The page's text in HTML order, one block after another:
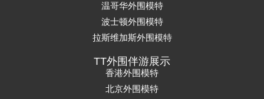
温哥华外围模特
波士顿外围模特
拉斯维加斯外围模特
TT外围伴游展示
香港外围模特
北京外围模特